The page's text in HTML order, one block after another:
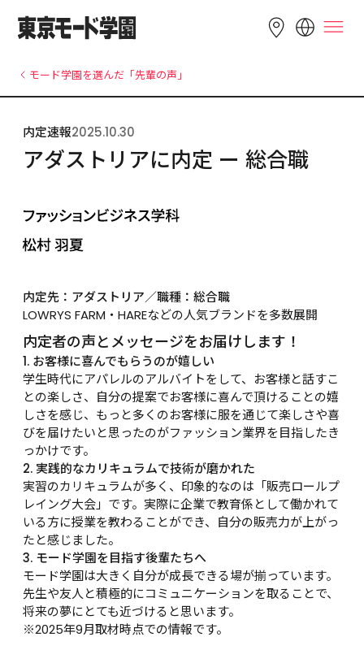
English 简体中文 繁體中文
한국어 Tiếng Việt
Indonesia
モード学園を選んだ「先輩の声」
内定速報2025.10.30
アダストリアに内定 ー 総合職
内定先：アダストリア／職種：総合職
LOWRYS FARM・HAREなどの人気ブランドを多数展開
内定者の声とメッセージをお届けします！
1. お客様に喜んでもらうのが嬉しい
学生時代にアパレルのアルバイトをして、お客様と話すこ
との楽しさ、自分の提案でお客様に喜んで頂けることの嬉
しさを感じ、もっと多くのお客様に服を通じて楽しさや喜
びを届けたいと思ったのがファッション業界を目指したき
っかけです。
2. 実践的なカリキュラムで技術が磨かれた
実習のカリキュラムが多く、印象的なのは「販売ロールプ
レイング大会」です。実際に企業で教育係として働かれて
いる方に授業を教わることができ、自分の販売力が上がっ
たと感じました。
3. モード学園を目指す後輩たちへ
モード学園は大きく自分が成長できる場が揃っています。
先生や友人と積極的にコミュニケーションを取ることで、
将来の夢にとても近づけると思います。
※2025年9月取材時点での情報です。